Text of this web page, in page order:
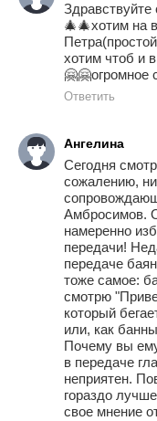
🎄🎄хотим на
хотим чтоб и
🤗🤗огромное
Ответить
Ангелина
Сегодня
сожалению,
Амбросимов.
намеренно
передачи!
передаче
тоже самое:
смотрю
который
или, как
Почему вы
в передаче
неприятен.
гораздо
свое мнение